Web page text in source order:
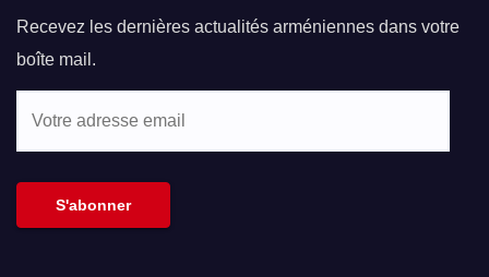
Recevez les dernières actualités arméniennes dans votre
boîte mail.
S'abonner